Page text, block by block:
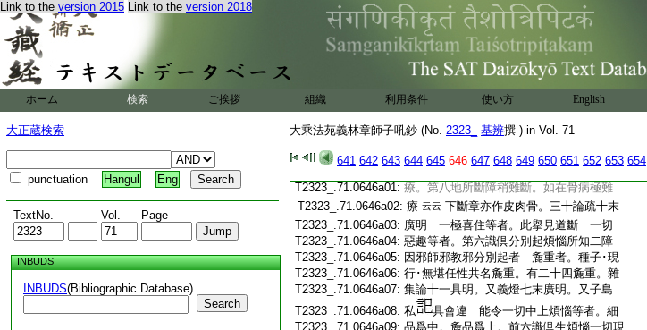
Link to the version 2015 Link to the version 2018
ホーム 検索 ご挨拶 組織 利用条件 使い方 English
大正蔵検索
punctuation Hangul Eng
TextNo. Vol. Page
INBUDS
INBUDS(Bibliographic Database)
Search
大乘法苑義林章師子吼鈔 (No. 2323_ 基辨撰 ) in Vol. 71
641 642 643 644 645 646 647 648 649 650 651 652 653 654
T2323_.71.0645c21:明
T2323_.71.0645c22: [章]菩薩地説 至
入如來住 鈔曰。第四明三
T2323_.71.0645c23: 住斷之三麁重 菩薩地説者。四十八
七十三 八丁左
已下應對撿 三住所斷者。深
T2323_.71.0645c25:密經四地波羅蜜品説三住斷。一皮麁重。二
T2323_.71.0645c26: 膚麁重。三骨麁重 云云 又伽四十八説一皮
T2323_.71.0645c27:二膚三骨又同。七十三説一皮二肉三心。或
T2323_.71.0645c28: 本作實者。以貞實與心義同歟。私
曰。
T2323_.71.0646a01: 療。第八地所斷障稍難斷。如在骨病極難
T2323_.71.0646a02: 療 云云 下斷章亦作皮肉骨。三十論疏十末
T2323_.71.0646a03: 廣明 一極喜住等者。此擧見道斷 一切
T2323_.71.0646a04: 惡趣等者。第六識倶分別起煩惱所知二障
T2323_.71.0646a05: 因邪師邪教邪分別起者 麁重者。種子･現
T2323_.71.0646a06: 行･無堪任性共名麁重。有二十四麁重。雜
T2323_.71.0646a07: 集論十一具明。又義燈七末廣明。又子島
T2323_.71.0646a08: 私
具會違 能令一切中上煩惱等者。細
T2323_.71.0646a09: 品爲中。麁品爲上。前六識倶生煩惱一切現